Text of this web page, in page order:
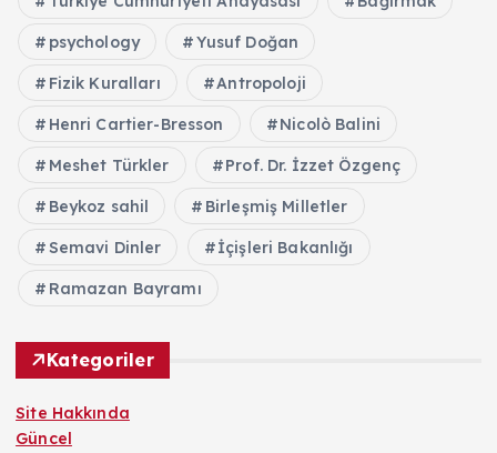
psychology Yusuf Doğan
Fizik Kuralları Antropoloji
Henri Cartier-Bresson Nicolò Balini
Meshet Türkler Prof. Dr. İzzet Özgenç
Beykoz sahil Birleşmiş Milletler
Semavi Dinler İçişleri Bakanlığı
Ramazan Bayramı
Kategoriler
Site Hakkında
Güncel